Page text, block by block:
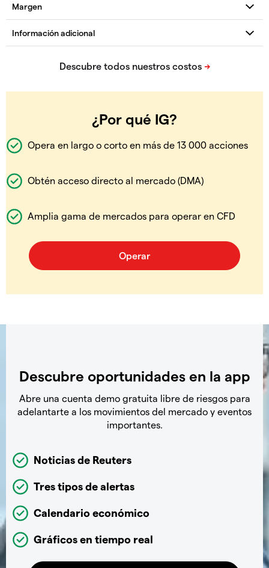
¿Por qué IG?
Opera en largo o corto en más de 13 000 acciones
Obtén acceso directo al mercado (DMA)
Amplia gama de mercados para operar en CFD
Descubre oportunidades en la app
Abre una cuenta demo gratuita libre de riesgos para
adelantarte a los movimientos del mercado y eventos
importantes.
Noticias de Reuters
Tres tipos de alertas
Calendario económico
Gráficos en tiempo real